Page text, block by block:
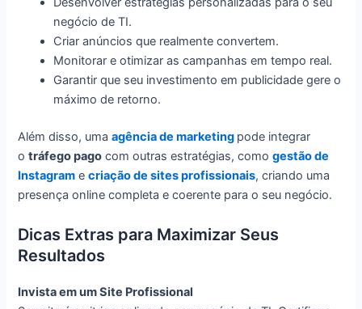
negócio de TI.
Criar anúncios que realmente convertem.
Monitorar e otimizar as campanhas em tempo real.
Garantir que seu investimento em publicidade gere o
máximo de retorno.
Além disso, umaagência de marketing pode integrar
otráfego pago com outras estratégias, comogestão de
Instagram ecriação de sites profissionais, criando uma
presença online completa e coerente para o seu negócio.
Dicas Extras para Maximizar Seus
Resultados
Invista em um Site Profissional